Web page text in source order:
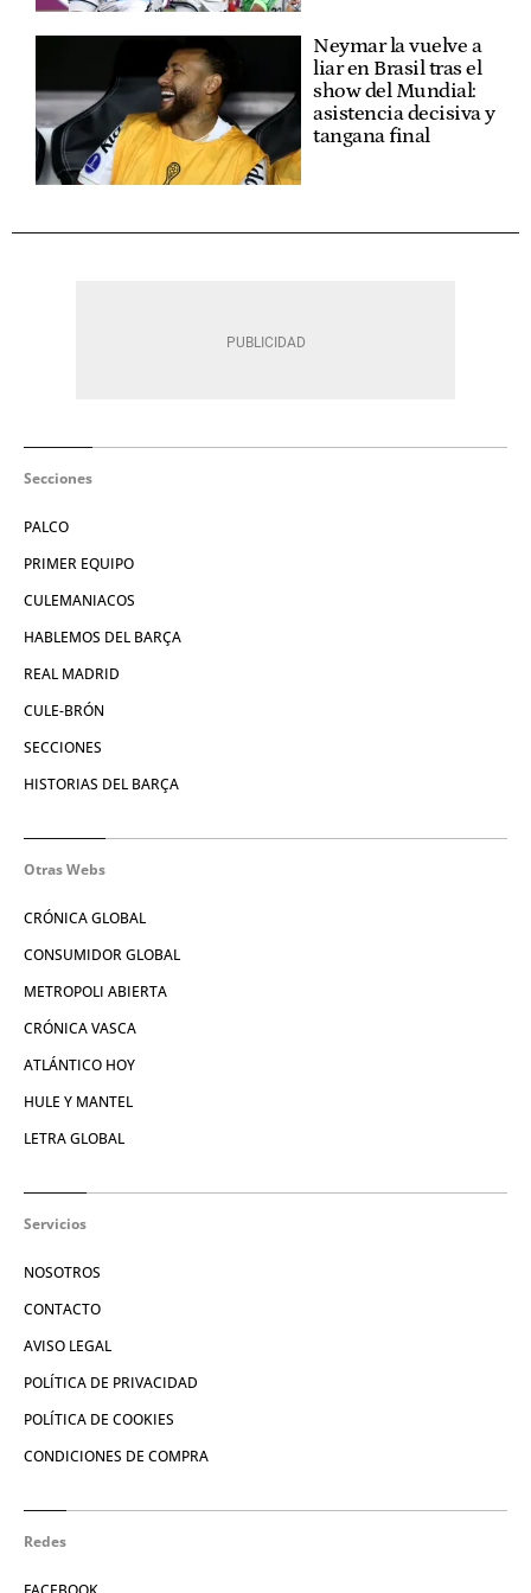
Neymar la vuelve a
liar en Brasil tras el
show del Mundial:
asistencia decisiva y
tangana final
Secciones
PALCO
PRIMER EQUIPO
CULEMANIACOS
HABLEMOS DEL BARÇA
REAL MADRID
CULE-BRÓN
SECCIONES
HISTORIAS DEL BARÇA
Otras Webs
CRÓNICA GLOBAL
CONSUMIDOR GLOBAL
METROPOLI ABIERTA
CRÓNICA VASCA
ATLÁNTICO HOY
HULE Y MANTEL
LETRA GLOBAL
Servicios
NOSOTROS
CONTACTO
AVISO LEGAL
POLÍTICA DE PRIVACIDAD
POLÍTICA DE COOKIES
CONDICIONES DE COMPRA
Redes